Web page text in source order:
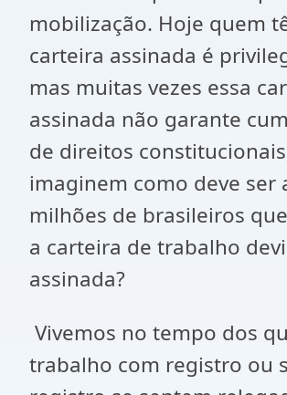
mobilização. Hoje quem
carteira assinada é
mas muitas vezes essa
assinada não garante
de direitos
imaginem como deve ser
milhões de brasileiros
a carteira de trabalho
assinada?
Vivemos no tempo dos
trabalho com registro ou